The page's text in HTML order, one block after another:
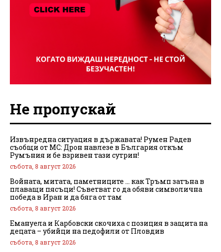
Не пропускай
Извънредна ситуация в държавата! Румен Радев
съобщи от МС: Дрон навлезе в България откъм
Румъния и бе взривен тази сутрин!
събота, 8 август 2026
Войната, митата, паметниците … как Тръмп затъна в
плаващи пясъци! Съветват го да обяви символична
победа в Иран и да бяга от там
събота, 8 август 2026
Емануела и Карбовски скочиха с позиция в защита на
децата – убийци на педофили от Пловдив
събота, 8 август 2026